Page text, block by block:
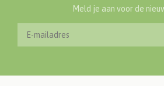
Meld je aan voor de